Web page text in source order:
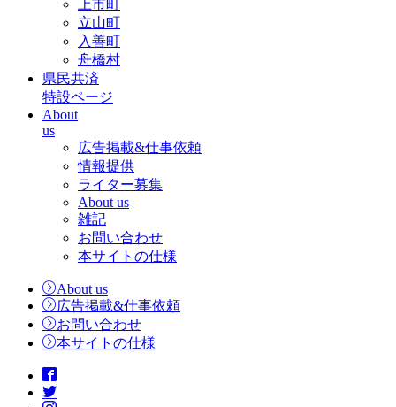
上市町
立山町
入善町
舟橋村
県民共済
特設ページ
About
us
広告掲載&仕事依頼
情報提供
ライター募集
About us
雑記
お問い合わせ
本サイトの仕様
About us
広告掲載&仕事依頼
お問い合わせ
本サイトの仕様